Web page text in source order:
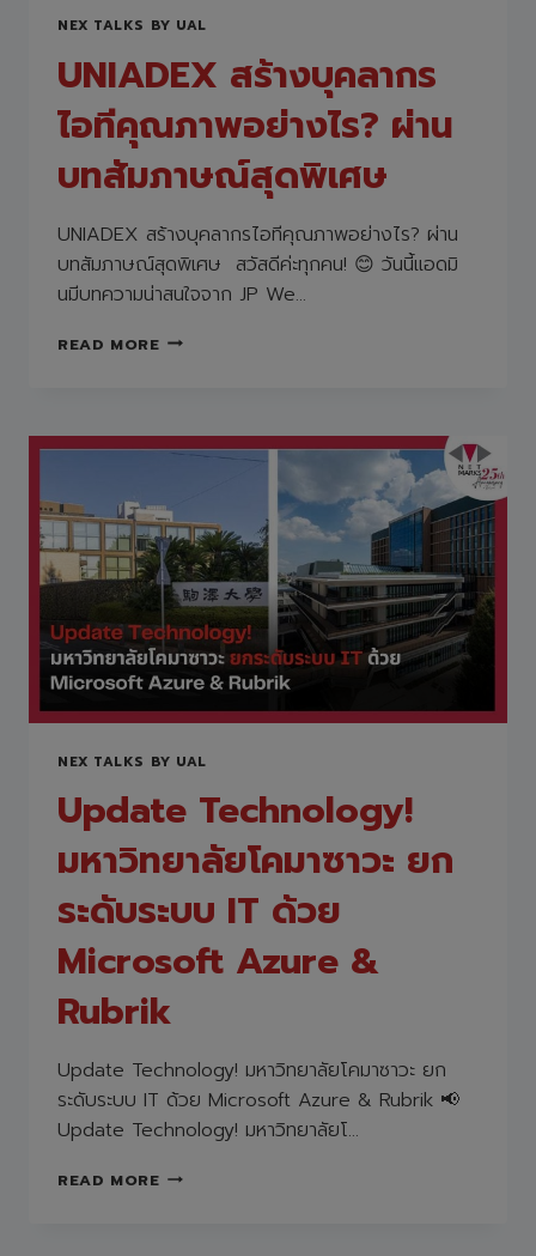
เมือง
อา
ซากะ
NEX TALKS BY UAL
UNIADEX สร้างบุคลากร
ไอทีคุณภาพอย่างไร? ผ่าน
บทสัมภาษณ์สุดพิเศษ
UNIADEX สร้างบุคลากรไอทีคุณภาพอย่างไร? ผ่าน
บทสัมภาษณ์สุดพิเศษ สวัสดีค่ะทุกคน! 😊 วันนี้แอดมิ
นมีบทความน่าสนใจจาก JP We…
READ MOREUNIADEX
คุณภาพ
อย่างไร?
บท
สัมภาษณ์
สุด
พิเศษ
NEX TALKS BY UAL
Update Technology!
มหาวิทยาลัยโคมาซาวะ ยก
ระดับระบบ IT ด้วย
Microsoft Azure &
Rubrik
Update Technology! มหาวิทยาลัยโคมาซาวะ ยก
ระดับระบบ IT ด้วย Microsoft Azure & Rubrik 📢
Update Technology! มหาวิทยาลัยโ…
READ MOREUPDATE